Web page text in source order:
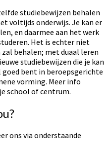
studiebewijzen behalen
voltijds onderwijs. Je kan er
en daarmee aan het werk
Het is echter niet
behalen; met duaal leren
studiebewijzen die je kan
bent in beroepsgerichte
vorming. Meer info
school of centrum.
ons via onderstaande